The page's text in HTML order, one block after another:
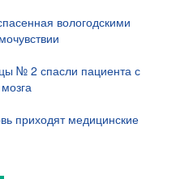
вологодскими
№ 2 спасли пациента с
приходят медицинские